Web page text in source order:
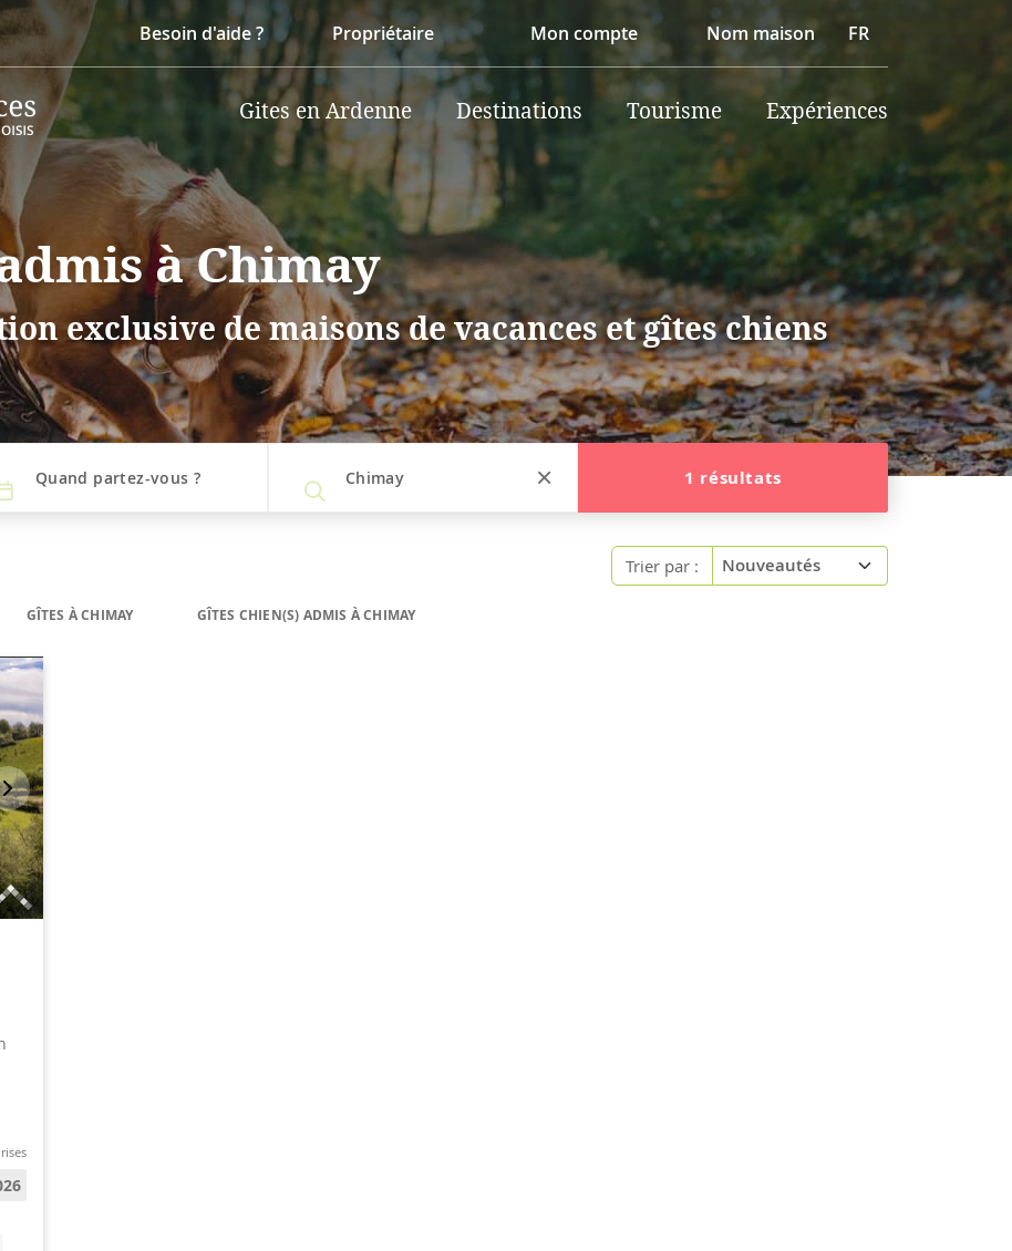
Besoin d'aide ? Propriétaire Mon compte Nom maison FR
Gites en Ardenne Destinations Tourisme Expériences
à Chimay
exclusive de maisons de vacances et gîtes chiens
Quand partez-vous ? Chimay 1 résultats
Trier par :
GÎTES À CHIMAY GÎTES CHIEN(S) ADMIS À CHIMAY